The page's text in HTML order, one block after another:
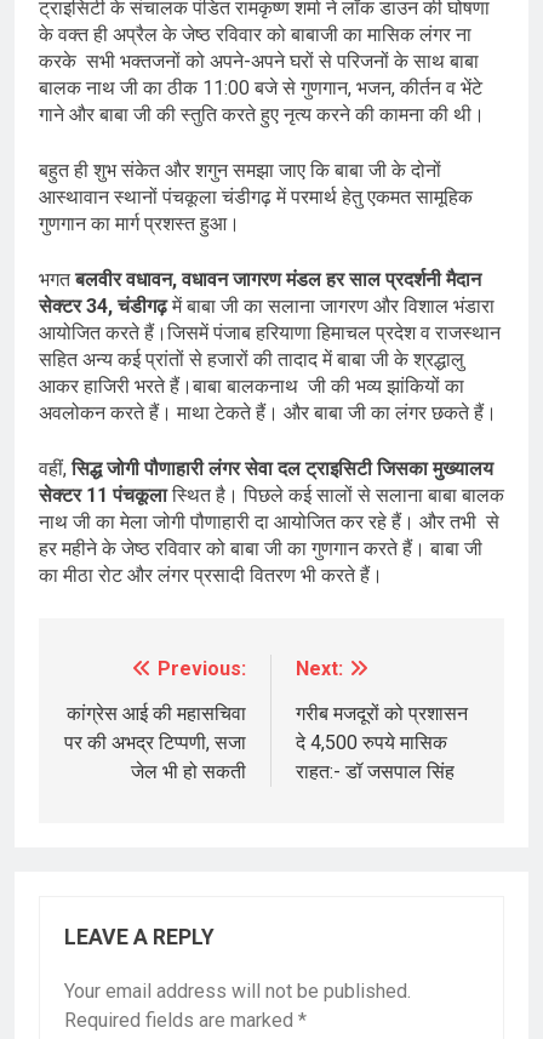
ट्राइसिटी के संचालक पंडित रामकृष्ण शर्मा ने लॉक डाउन की घोषणा
के वक्त ही अप्रैल के जेष्ठ रविवार को बाबाजी का मासिक लंगर ना
करके सभी भक्तजनों को अपने-अपने घरों से परिजनों के साथ बाबा
बालक नाथ जी का ठीक 11:00 बजे से गुणगान, भजन, कीर्तन व भेंटे
गाने और बाबा जी की स्तुति करते हुए नृत्य करने की कामना की थी।
बहुत ही शुभ संकेत और शगुन समझा जाए कि बाबा जी के दोनों
आस्थावान स्थानों पंचकूला चंडीगढ़ में परमार्थ हेतु एकमत सामूहिक
गुणगान का मार्ग प्रशस्त हुआ।
भगतबलवीर वधावन, वधावन जागरण मंडल हर साल प्रदर्शनी मैदान
सेक्टर 34, चंडीगढ़में बाबा जी का सलाना जागरण और विशाल भंडारा
आयोजित करते हैं।जिसमें पंजाब हरियाणा हिमाचल प्रदेश व राजस्थान
सहित अन्य कई प्रांतों से हजारों की तादाद में बाबा जी के श्रद्धालु
आकर हाजिरी भरते हैं।बाबा बालकनाथ जी की भव्य झांकियों का
अवलोकन करते हैं। माथा टेकते हैं। और बाबा जी का लंगर छकते हैं।
वहीं,सिद्ध जोगी पौणाहारी लंगर सेवा दल ट्राइसिटी जिसका मुख्यालय
सेक्टर 11 पंचकूलास्थित है। पिछले कई सालों से सलाना बाबा बालक
नाथ जी का मेला जोगी पौणाहारी दा आयोजित कर रहे हैं। और तभी से
हर महीने के जेष्ठ रविवार को बाबा जी का गुणगान करते हैं। बाबा जी
का मीठा रोट और लंगर प्रसादी वितरण भी करते हैं।
navigation
Previous:
कांग्रेस आई की महासचिवा
पर की अभद्र टिप्पणी, सजा
जेल भी हो सकती
Next:
गरीब मजदूरों को प्रशासन
दे 4,500 रुपये मासिक
राहत:- डॉ जसपाल सिंह
LEAVE A REPLY
Your email address will not be published.
Required fields are marked *